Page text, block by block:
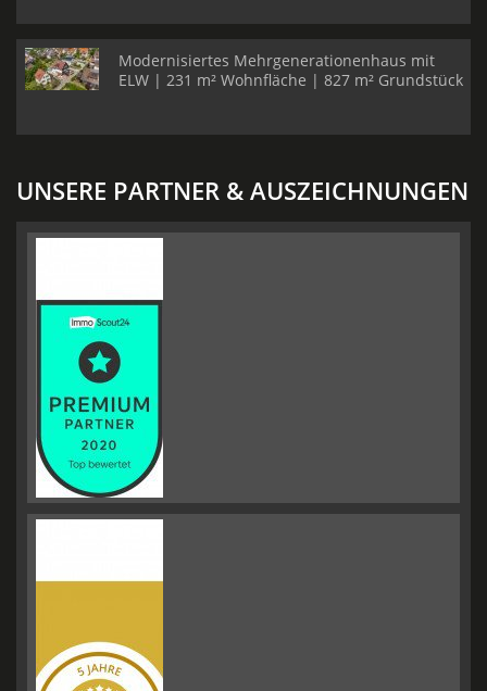
Modernisiertes Mehrgenerationenhaus mit
ELW | 231 m² Wohnfläche | 827 m² Grundstück
UNSERE PARTNER & AUSZEICHNUNGEN